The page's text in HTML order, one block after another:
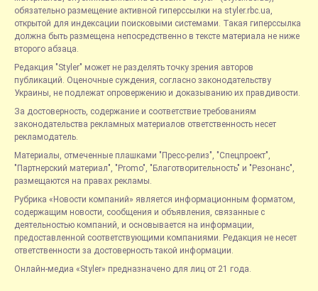
обязательно размещение активной гиперссылки на styler.rbc.ua,
открытой для индексации поисковыми системами. Такая гиперссылка
должна быть размещена непосредственно в тексте материала не ниже
второго абзаца.
Редакция "Styler" может не разделять точку зрения авторов
публикаций. Оценочные суждения, согласно законодательству
Украины, не подлежат опровержению и доказыванию их правдивости.
За достоверность, содержание и соответствие требованиям
законодательства рекламных материалов ответственность несет
рекламодатель.
Материалы, отмеченные плашками "Пресс-релиз", "Спецпроект",
"Партнерский материал", "Promo", "Благотворительность" и "Резонанс",
размещаются на правах рекламы.
Рубрика «Новости компаний» является информационным форматом,
содержащим новости, сообщения и объявления, связанные с
деятельностью компаний, и основывается на информации,
предоставленной соответствующими компаниями. Редакция не несет
ответственности за достоверность такой информации.
Онлайн-медиа «Styler» предназначено для лиц от 21 года.